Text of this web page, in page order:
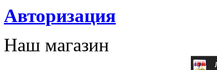
Авторизация
Наш магазин